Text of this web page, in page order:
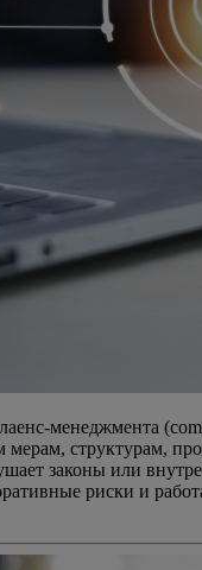
менеджмента
мерам, структурам,
законы или
риски и